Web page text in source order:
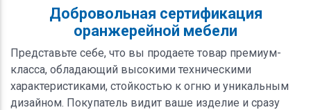
Добровольная сертификация
оранжерейной мебели
Представьте себе, что вы продаете товар премиум-
класса, обладающий высокими техническими
характеристиками, стойкостью к огню и уникальным
дизайном. Покупатель видит ваше изделие и сразу